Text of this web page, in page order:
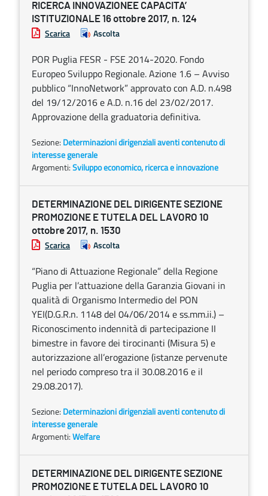
RICERCA INNOVAZIONEE CAPACITA’
ISTITUZIONALE 16 ottobre 2017, n. 124
Scarica Ascolta
POR Puglia FESR - FSE 2014-2020. Fondo
Europeo Sviluppo Regionale. Azione 1.6 – Avviso
pubblico “InnoNetwork” approvato con A.D. n.498
del 19/12/2016 e A.D. n.16 del 23/02/2017.
Approvazione della graduatoria definitiva.
Sezione: Determinazioni dirigenziali aventi contenuto di
interesse generale
Argomenti:Sviluppo economico, ricerca e innovazione
DETERMINAZIONE DEL DIRIGENTE SEZIONE
PROMOZIONE E TUTELA DEL LAVORO 10
ottobre 2017, n. 1530
Scarica Ascolta
“Piano di Attuazione Regionale” della Regione
Puglia per l’attuazione della Garanzia Giovani in
qualità di Organismo Intermedio del PON
YEI(D.G.R.n. 1148 del 04/06/2014 e ss.mm.ii.) –
Riconoscimento indennità di partecipazione II
bimestre in favore dei tirocinanti (Misura 5) e
autorizzazione all’erogazione (istanze pervenute
nel periodo compreso tra il 30.08.2016 e il
29.08.2017).
Sezione: Determinazioni dirigenziali aventi contenuto di
interesse generale
Argomenti:Welfare
DETERMINAZIONE DEL DIRIGENTE SEZIONE
PROMOZIONE E TUTELA DEL LAVORO 10